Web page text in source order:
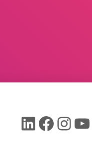
LinkedIn Facebook Instagram YouTube